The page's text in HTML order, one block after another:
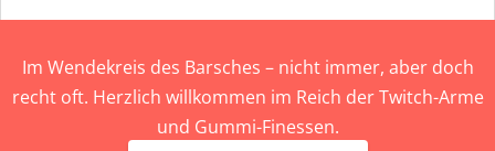
Im Wendekreis des Barsches – nicht immer, aber doch
recht oft. Herzlich willkommen im Reich der Twitch-Arme
und Gummi-Finessen.